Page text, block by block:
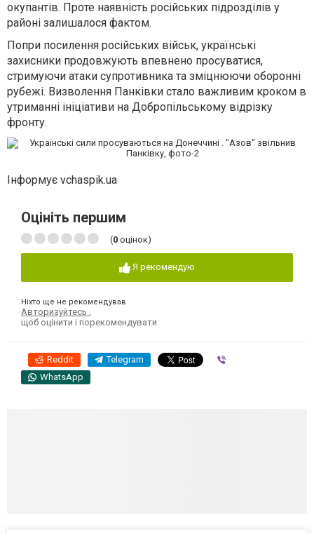
окупантів. Проте наявність російських підрозділів у
районі залишалося фактом.
Попри посилення російських військ, українські
захисники продовжують впевнено просуватися,
стримуючи атаки супротивника та зміцнюючи оборонні
рубежі. Визволення Панківки стало важливим кроком в
утриманні ініціативи на Добропільському відрізку
фронту.
Інформує vchaspik.ua
Оцініть першим
(0 оцінок)
Я рекомендую
Ніхто ще не рекомендував
Авторизуйтесь
щоб оцінити і порекомендувати
Reddit Telegram
WhatsApp